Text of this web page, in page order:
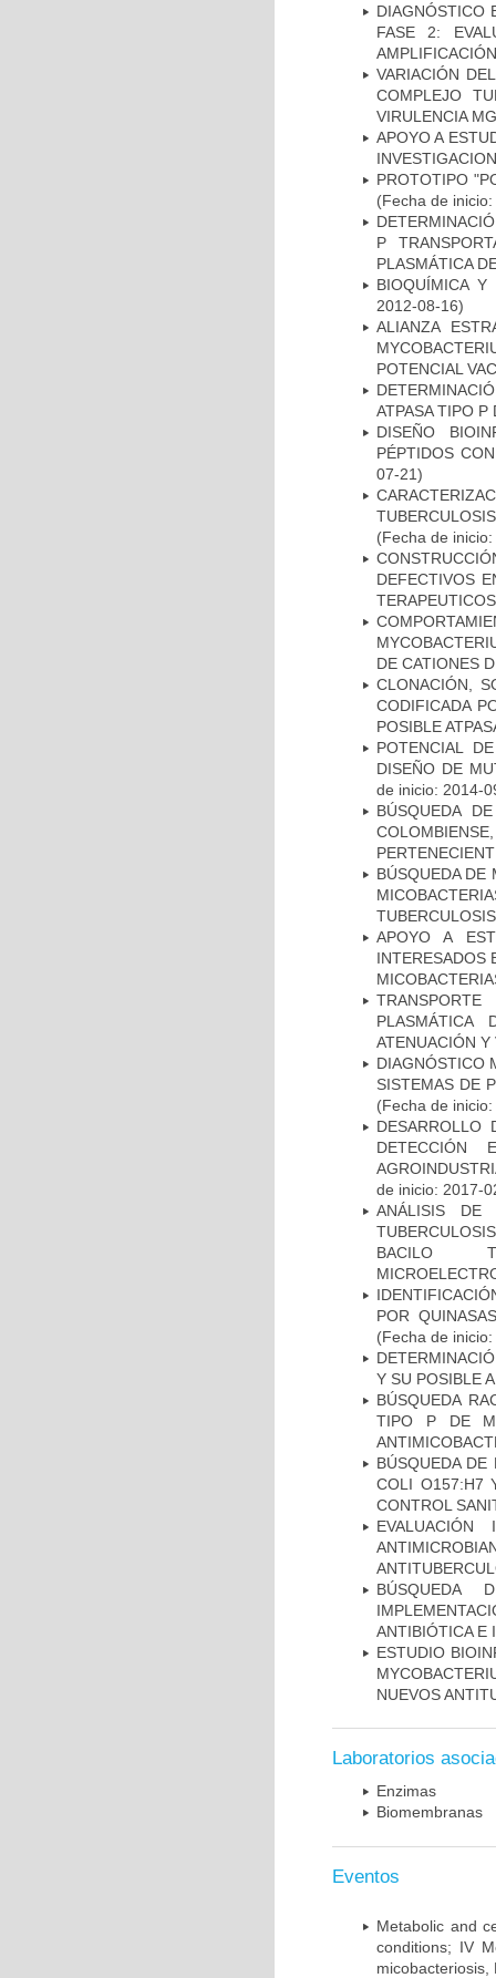
DIAGNÓSTICO
FASE 2:
VARIACIÓN
COMPLEJO
VIRULENCIA
APOYO A
PROTOTIPO
(Fecha de
P
PLASMÁTICA
BIOQUÍMICA Y
2012-08-16)
ALIANZA
POTENCIAL
ATPASA TIPO
DISEÑO
PÉPTIDOS
07-21)
(Fecha de
DEFECTIVOS
DE CATIONES
CLONACIÓN,
CODIFICADA
POSIBLE
POTENCIAL
DISEÑO DE
de inicio: 2014-
BÚSQUEDA
BÚSQUEDA DE
APOYO A
INTERESADOS
PLASMÁTICA
ATENUACIÓN Y
DIAGNÓSTICO
SISTEMAS DE
(Fecha de
DESARROLLO
DETECCIÓN
de inicio: 2017-
ANÁLISIS DE
BACILO
POR
(Fecha de
Y SU POSIBLE
BÚSQUEDA
TIPO P DE
BÚSQUEDA DE
COLI O157:H7
CONTROL
BÚSQUEDA
ANTIBIÓTICA E
ESTUDIO
NUEVOS
Laboratorios
Enzimas
Biomembranas
Eventos
Metabolic and
conditions; IV
micobacteriosis,